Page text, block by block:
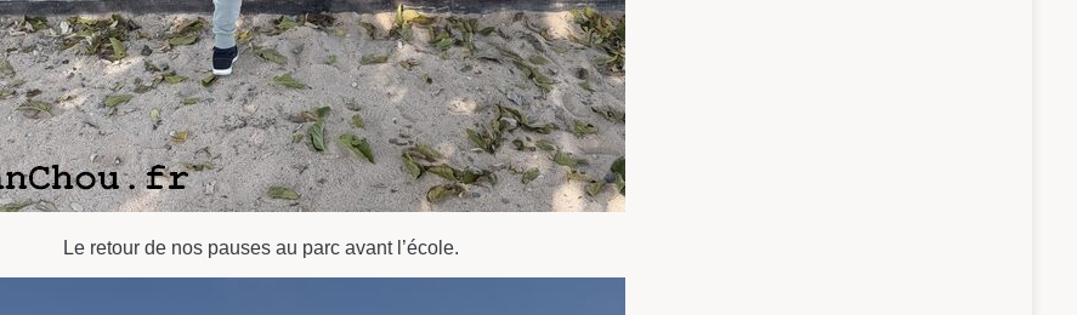
Le retour de nos pauses au parc avant l’école.